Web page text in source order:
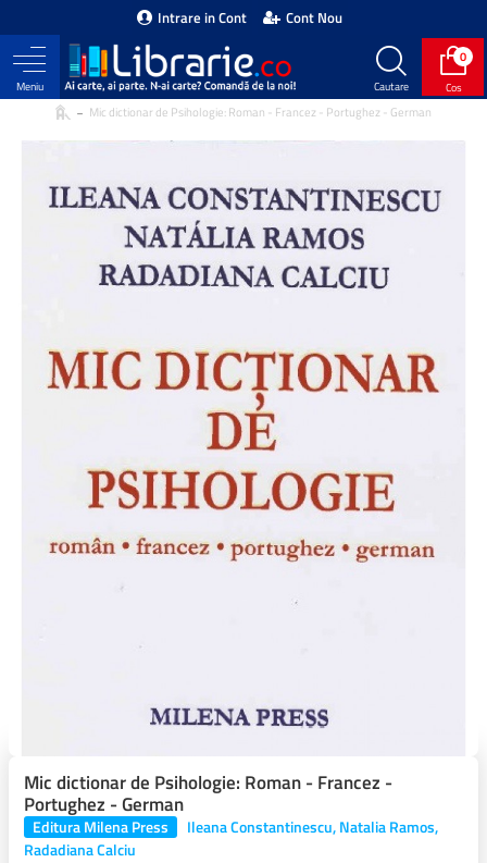
Intrare in Cont Cont Nou
0
Mic dictionar de Psihologie: Roman - Francez - Portughez - German
Mic dictionar de Psihologie: Roman - Francez -
Portughez - German
Editura Milena Press
Ileana Constantinescu, Natalia Ramos,
Radadiana Calciu